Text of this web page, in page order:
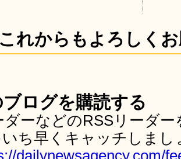
れからもよろしく
ブログを購読する
ダーなどのRSSリーダ
ち早くキャッチしま
dailynewsagency.com/